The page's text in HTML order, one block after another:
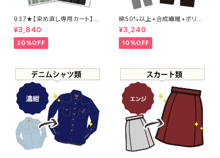
937★【染め直し専用カート】4
800円
¥3,840
20%OFF
綿50%以上+合成繊維+ポリウ
レタン 黒染め パンツ 【元色：
黒】 -染め直し[漆黒 - Black]4
01-0076
¥3,240
10%OFF